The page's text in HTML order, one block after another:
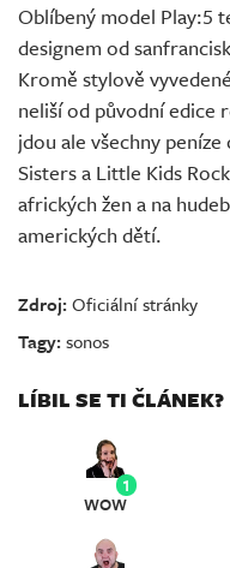
Oblíbený model Play:5
designem od
Kromě stylově
neliší od původní edice
jdou ale všechny
Sisters a Little Kids
afrických žen a na
amerických dětí.
Zdroj:Oficiální stránky
Tagy:sonos
LÍBIL SE TI ČLÁNEK?
1
WOW